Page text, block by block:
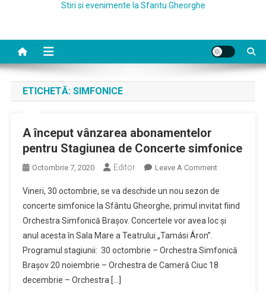
Stiri si evenimente la Sfantu Gheorghe
ETICHETĂ: SIMFONICE
A început vânzarea abonamentelor
pentru Stagiunea de Concerte simfonice
Octombrie 7, 2020 Editor Leave A CommentOn
Început
Vânzarea
Stagiunea
De
Vineri, 30 octombrie, se va deschide un nou sezon de
concerte simfonice la Sfântu Gheorghe, primul invitat fiind
Orchestra Simfonică Brașov. Concertele vor avea loc și
anul acesta în Sala Mare a Teatrului „Tamási Áron”.
Programul stagiunii: 30 octombrie – Orchestra Simfonică
Brașov 20 noiembrie – Orchestra de Cameră Ciuc 18
decembrie – Orchestra […]